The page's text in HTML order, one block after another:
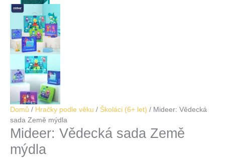
Domů / Hračky podle věku / Školáci (6+ let) / Mideer: Vědecká
sada Země mýdla
Mideer: Vědecká sada Země
mýdla